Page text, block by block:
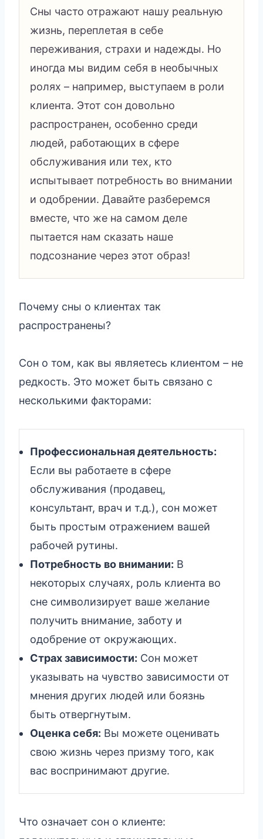
Сны часто отражают нашу реальную
жизнь, переплетая в себе
переживания, страхи и надежды. Но
иногда мы видим себя в необычных
ролях – например, выступаем в роли
клиента. Этот сон довольно
распространен, особенно среди
людей, работающих в сфере
обслуживания или тех, кто
испытывает потребность во внимании
и одобрении. Давайте разберемся
вместе, что же на самом деле
пытается нам сказать наше
подсознание через этот образ!
Почему сны о клиентах так
распространены?
Сон о том, как вы являетесь клиентом – не
редкость. Это может быть связано с
несколькими факторами:
Профессиональная деятельность:
Если вы работаете в сфере
обслуживания (продавец,
консультант, врач и т.д.), сон может
быть простым отражением вашей
рабочей рутины.
Потребность во внимании: В
некоторых случаях, роль клиента во
сне символизирует ваше желание
получить внимание, заботу и
одобрение от окружающих.
Страх зависимости: Сон может
указывать на чувство зависимости от
мнения других людей или боязнь
быть отвергнутым.
Оценка себя: Вы можете оценивать
свою жизнь через призму того, как
вас воспринимают другие.
Что означает сон о клиенте: